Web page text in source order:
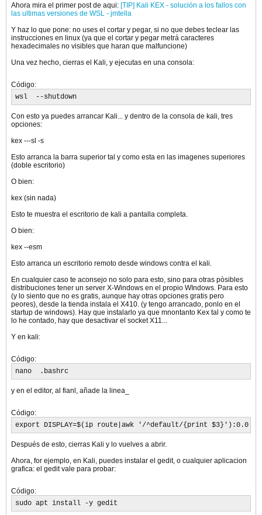
Ahora mira el primer post de aqui: [TIP] Kali KEX - solución a los fallos con
las ultimas versiones de WSL - jmtella
Y haz lo que pone: no uses el cortar y pegar, si no que debes teclear las
instrucciones en linux (ya que el cortar y pegar metrá caracteres
hexadecimales no visibles que haran que malfuncione)
Una vez hecho, cierras el Kali, y ejecutas en una consola:
Código:
wsl  --shutdown
Con esto ya puedes arrancar Kali... y dentro de la consola de kali, tres
opciones:
kex ---sl -s
Esto arranca la barra superior tal y como esta en las imagenes superiores
(doble escritorio)
O bien:
kex (sin nada)
Esto te muestra el escritorio de kali a pantalla completa.
O bien:
kex --esm
Esto arranca un escritorio remoto desde windows contra el kali.
En cualquier caso te aconsejo no solo para esto, sino para otras pòsibles
distribuciones tener un server X-Windows en el propio WIndows. Para esto
(y lo siento que no es gratis, aunque hay otras opciones gratis pero
peores), desde la tienda instala el X410. (y tengo arrancado, ponlo en el
startup de windows). Hay que instalarlo ya que mnontanto Kex tal y como te
lo he contado, hay que desactivar el socket X11...
Y en kali:
Código:
nano  .bashrc
y en el editor, al fianl, añade la linea_
Código:
export DISPLAY=$(ip route|awk '/^default/{print $3}'):0.0
Después de esto, cierras Kali y lo vuelves a abrir.
Ahora, for ejemplo, en Kali, puedes instalar el gedit, o cualquier aplicacion
grafica: el gedit vale para probar:
Código:
sudo apt install -y gedit